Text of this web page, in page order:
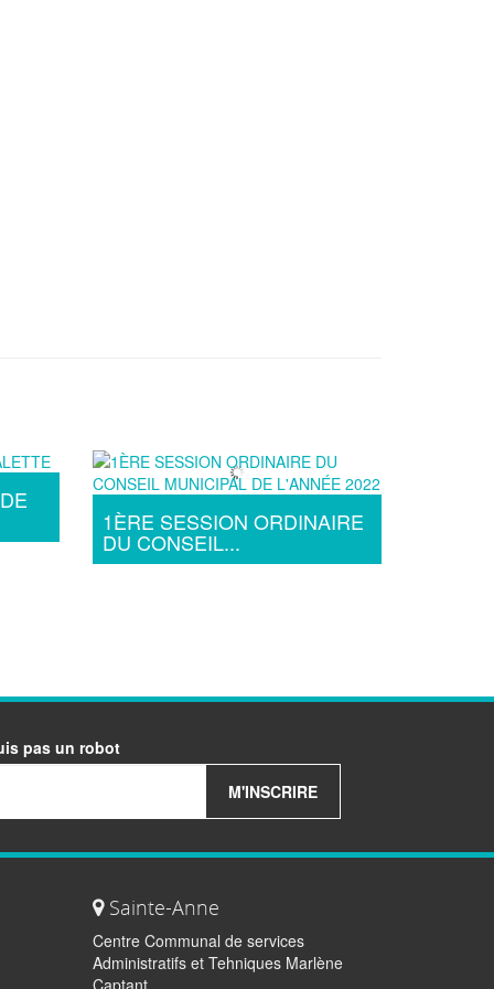
1ÈRE SESSION ORDINAIRE
DU CONSEIL...
pas un robot
M'INSCRIRE
Sainte-Anne
Centre Communal de services
Administratifs et Tehniques Marlène